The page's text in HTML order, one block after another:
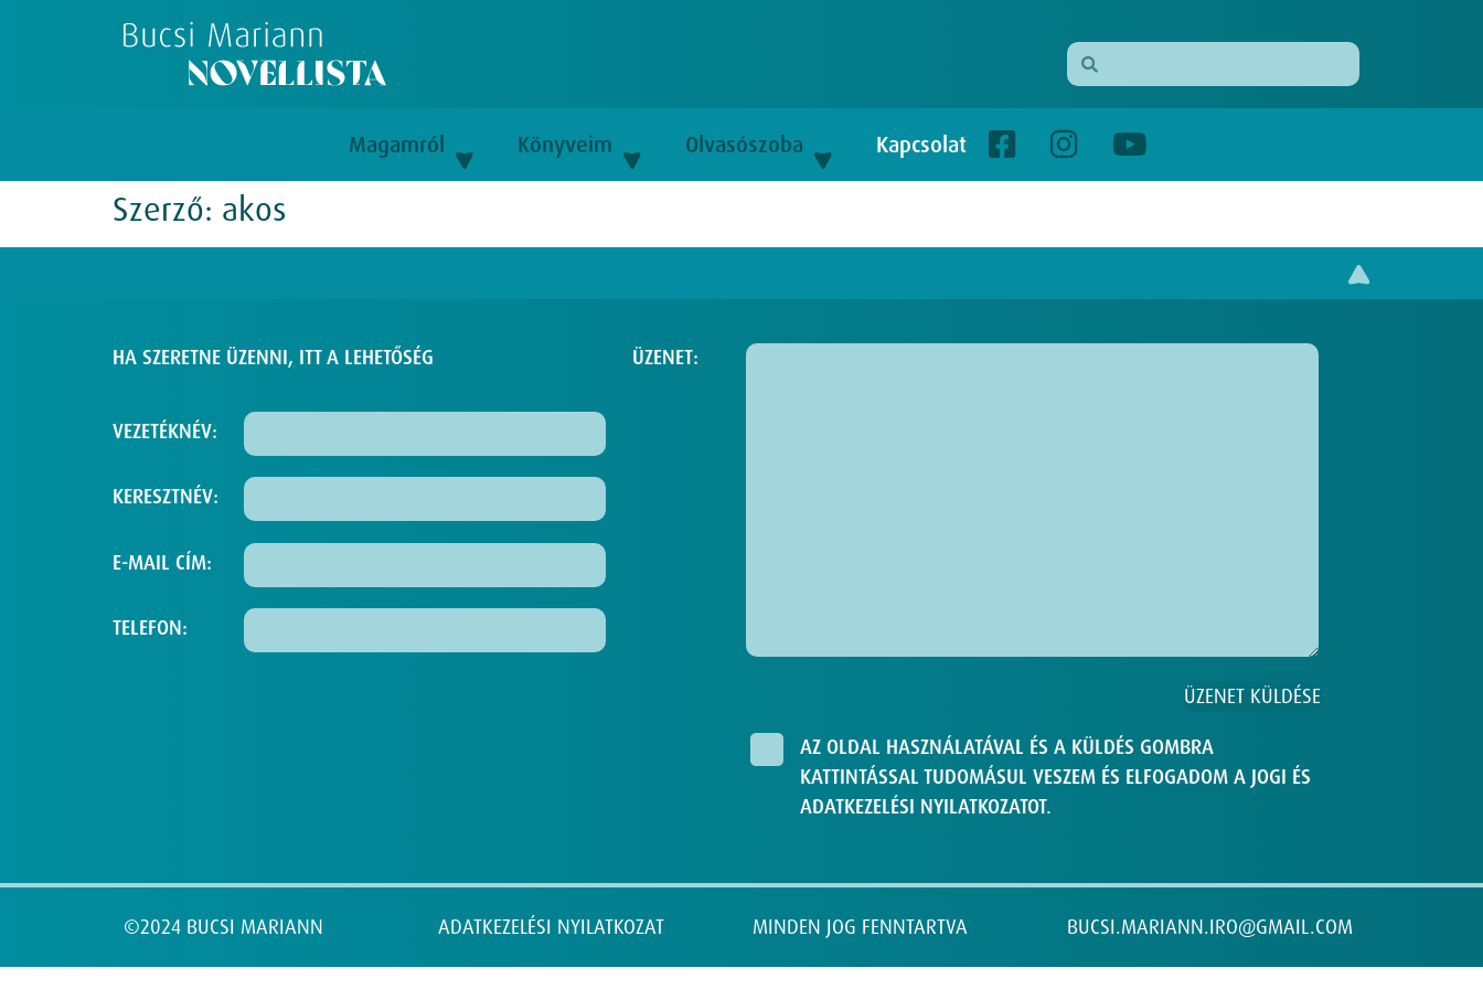
Magamról Könyveim Olvasószoba Kapcsolat
Szerző: akos
HA SZERETNE ÜZENNI, ITT A LEHETŐSÉG
VEZETÉKNÉV:
KERESZTNÉV:
E-MAIL CÍM:
TELEFON:
ÜZENET:
AZ OLDAL HASZNÁLATÁVAL ÉS A KÜLDÉS GOMBRA
KATTINTÁSSAL TUDOMÁSUL VESZEM ÉS ELFOGADOM A JOGI ÉS
ADATKEZELÉSI NYILATKOZATOT.
©2024 BUCSI MARIANN ADATKEZELÉSI NYILATKOZAT MINDEN JOG FENNTARTVA BUCSI.MARIANN.IRO@GMAIL.COM